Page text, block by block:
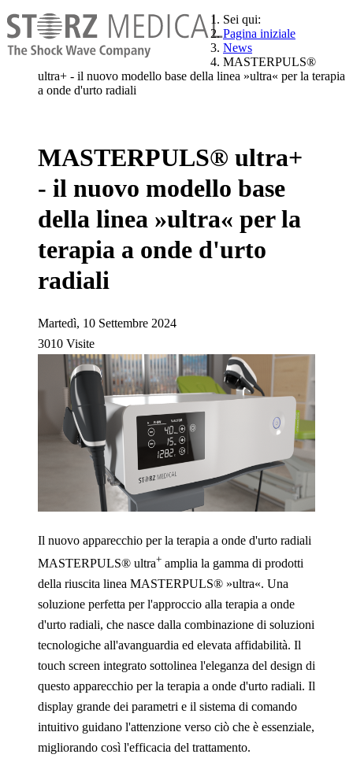
Sei qui:
Pagina iniziale
News
MASTERPULS®
ultra+ - il nuovo modello base della linea »ultra« per la terapia
a onde d'urto radiali
MASTERPULS® ultra+
- il nuovo modello base
della linea »ultra« per la
terapia a onde d'urto
radiali
Martedì, 10 Settembre 2024
3010 Visite
Il nuovo apparecchio per la terapia a onde d'urto radiali
MASTERPULS® ultra+ amplia la gamma di prodotti
della riuscita linea MASTERPULS® »ultra«. Una
soluzione perfetta per l'approccio alla terapia a onde
d'urto radiali, che nasce dalla combinazione di soluzioni
tecnologiche all'avanguardia ed elevata affidabilità. Il
touch screen integrato sottolinea l'eleganza del design di
questo apparecchio per la terapia a onde d'urto radiali. Il
display grande dei parametri e il sistema di comando
intuitivo guidano l'attenzione verso ciò che è essenziale,
migliorando così l'efficacia del trattamento.